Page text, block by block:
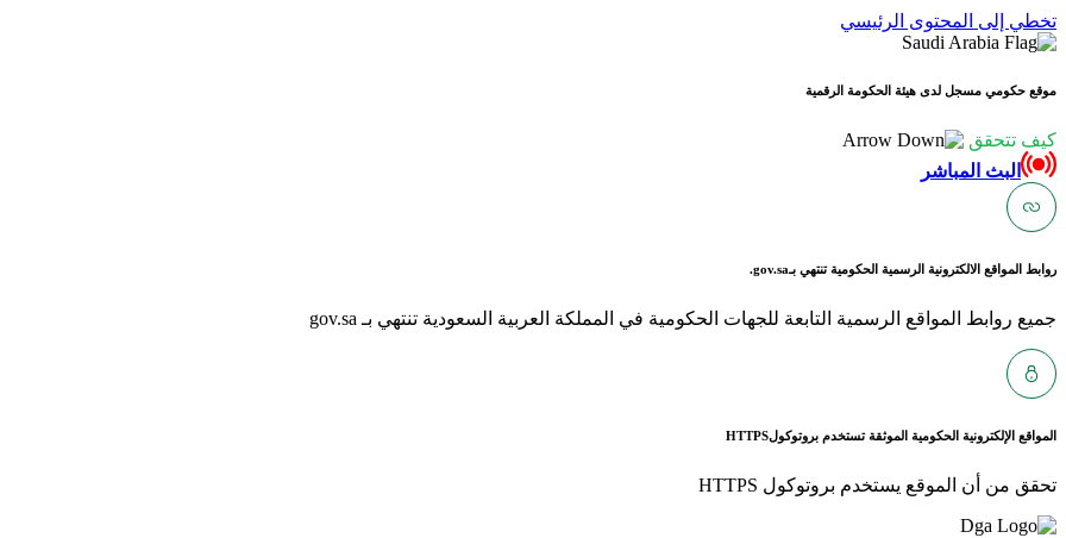
تخطي إلى المحتوى الرئيسي
موقع حكومي مسجل لدى هيئة الحكومة الرقمية
كيف تتحقق
البث المباشر
روابط المواقع الالكترونية الرسمية الحكومية تنتهي بـgov.sa.
جميع روابط المواقع الرسمية التابعة للجهات الحكومية في المملكة العربية السعودية تنتهي بـ gov.sa
المواقع الإلكترونية الحكومية الموثقة تستخدم بروتوكولHTTPS
تحقق من أن الموقع يستخدم بروتوكول HTTPS